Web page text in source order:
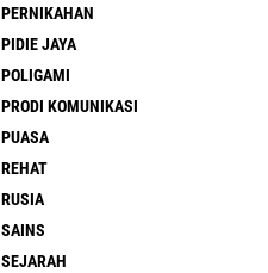
PERNIKAHAN
PIDIE JAYA
POLIGAMI
PRODI KOMUNIKASI
PUASA
REHAT
RUSIA
SAINS
SEJARAH